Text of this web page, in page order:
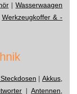
|Wasserwaagen
Werkzeugkoffer & -
|Akkus,
|Antennen,